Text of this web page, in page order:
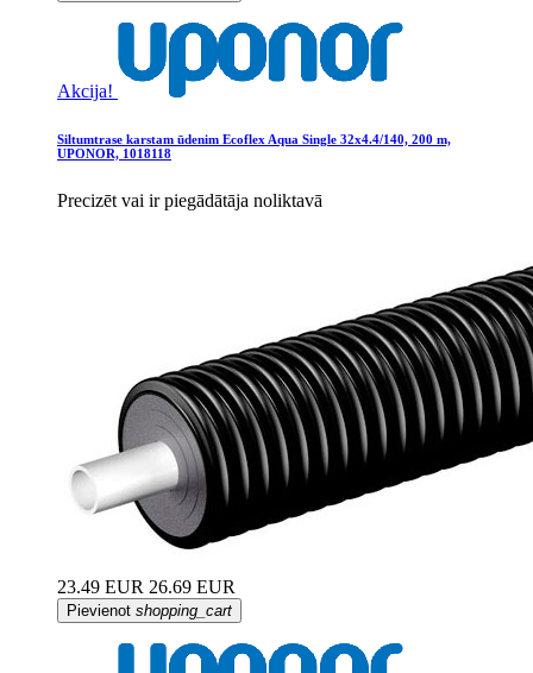
Akcija!
Siltumtrase karstam ūdenim Ecoflex Aqua Single 32x4.4/140, 200 m,
UPONOR, 1018118
Precizēt vai ir piegādātāja noliktavā
23.49 EUR 26.69 EUR
Pievienot shopping_cart